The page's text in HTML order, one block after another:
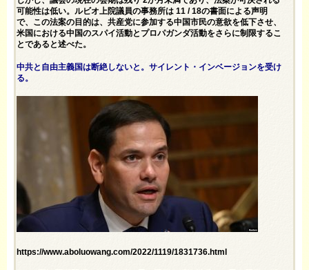
可能性は低い。ルビオ上院議員の事務所は 11 / 18の書面による声明
で、この法案の目的は、共産党に参加する中国市民の意欲を低下させ、
米国における中国のスパイ活動とプロパガンダ活動をさらに制限するこ
とであると述べた。
中共と自由主義国は断絶しないと。サイレント・インベージョンを受け
る。
https://www.aboluowang.com/2022/1119/1831736.html